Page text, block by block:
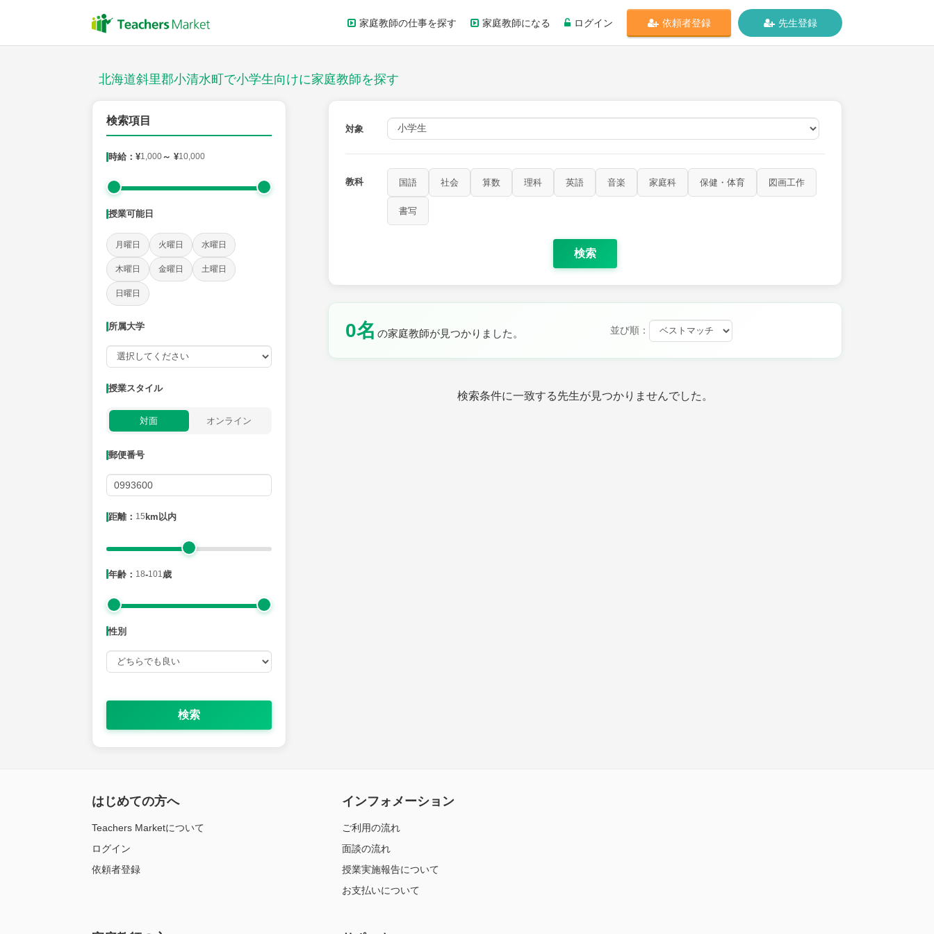
家庭教師の仕事を探す 家庭教師になる ログイン 依頼者登録 先生登録
北海道斜里郡小清水町で小学生向けに家庭教師を探す
検索項目
時給：¥1,000～ ¥10,000
授業可能日
月曜日 火曜日 水曜日
木曜日 金曜日 土曜日
日曜日
所属大学
授業スタイル
対面 オンライン
郵便番号
距離： 15 km以内
年齢： 18-101 歳
性別
検索
対象
教科 国語 社会 算数 理科 英語 音楽 家庭科 保健・体育 図画工作
書写
検索
0名 の家庭教師が見つかりました。 並び順：
検索条件に一致する先生が見つかりませんでした。
授業スタイル
社会 算数 理科
時給：¥1,000 ～ ¥10,000
授業可能日
月曜日 火曜日
距離：15km以内
年齢：18-101歳
はじめての方へ
Teachers Marketについて
ログイン
依頼者登録
インフォメーション
ご利用の流れ
面談の流れ
授業実施報告について
お支払いについて